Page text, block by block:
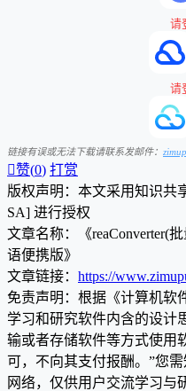
请
请
链接有误或无法下载请联系发邮件：
赞(0) 打赏
版权声明：本文采用知识共
SA] 进行授权
文章名称：《reaConverter(
语便携版》
文章链接： https://
免责声明：根据《计算机软
学习和研究软件内含的设计
输或者存储软件等方式使用
可，不向其支付报酬。”您
网络，仅供用户交流学习与